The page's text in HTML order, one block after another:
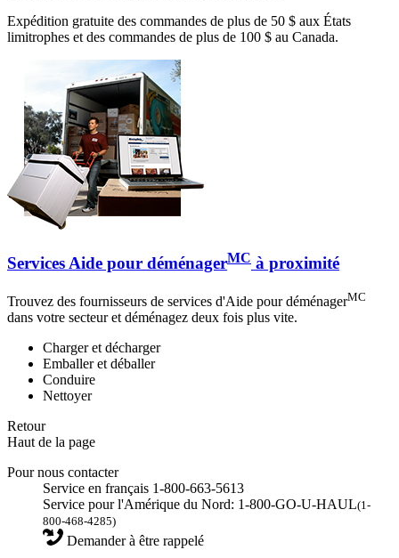
Expédition gratuite des commandes de plus de 50 $ aux États
limitrophes et des commandes de plus de 100 $ au Canada.
Services Aide pour déménagerMC à proximité
Trouvez des fournisseurs de services d'Aide pour déménagerMC
dans votre secteur et déménagez deux fois plus vite.
Charger et décharger
Emballer et déballer
Conduire
Nettoyer
Retour
Haut de la page
Pour nous contacter
Service en français 1-800-663-5613
Service pour l'Amérique du Nord: 1-800-GO-U-HAUL(1-
800-468-4285)
Demander à être rappelé